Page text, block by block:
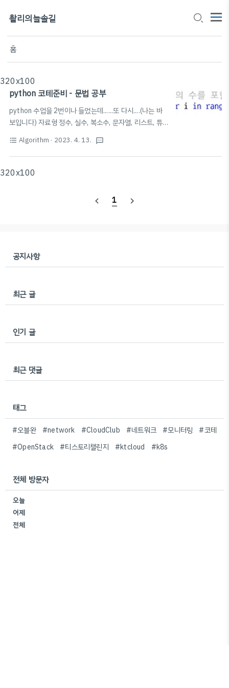
촬리의늘솔길
홈
320x100
python 코테준비 - 문법 공부
python 수업을 2번이나 들었는데......또 다시....(나는 바
보입니다) 자료형 정수, 실수, 복소수, 문자열, 리스트, 튜
의 데이터를 표현하는 수 자료형 - .n 으로도 표현 가능 -
실수 값 반올림 round(), round(소수,n째자리) 지수 표현
방식 - e나 E를 이용한 지수 표현 방식을 이용할 수 있다.
달할 수 없는 노드에 대하여 최단 거리를 무한(INF)으로
format_list_bulleted Algorithm · 2023. 4. 13. textsms
320x100
navigate_before 1 navigate_next
공지사항
최근 글
인기 글
최근 댓글
태그
#오블완 #network #CloudClub #네트워크 #모니터링
#코테
#OpenStack #티스토리챌린지 #ktcloud #k8s
전체 방문자
오늘
어제
전체